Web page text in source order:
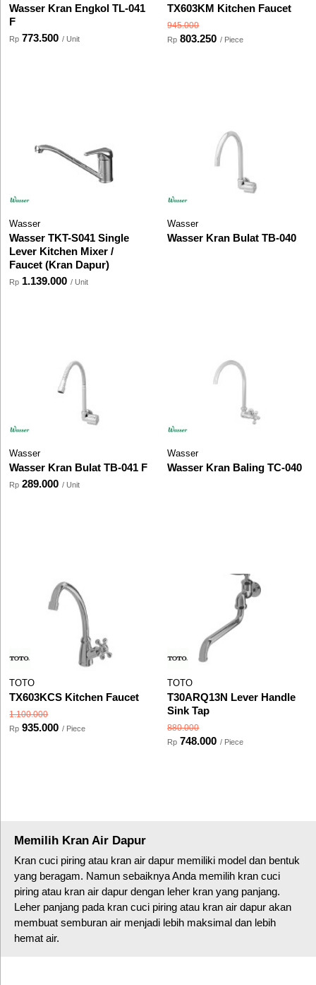
Wasser Kran Engkol TL-041
F
Rp 773.500 / Unit
TX603KM Kitchen Faucet
945.000
Rp 803.250 / Piece
Wasser
Wasser TKT-S041 Single
Lever Kitchen Mixer /
Faucet (Kran Dapur)
Rp 1.139.000 / Unit
Wasser
Wasser Kran Bulat TB-040
Wasser
Wasser Kran Bulat TB-041 F
Rp 289.000 / Unit
Wasser
Wasser Kran Baling TC-040
TOTO
TX603KCS Kitchen Faucet
1.100.000
Rp 935.000 / Piece
TOTO
T30ARQ13N Lever Handle
Sink Tap
880.000
Rp 748.000 / Piece
Memilih Kran Air Dapur
Kran cuci piring atau kran air dapur memiliki model dan bentuk
yang beragam. Namun sebaiknya Anda memilih kran cuci
piring atau kran air dapur dengan leher kran yang panjang.
Leher panjang pada kran cuci piring atau kran air dapur akan
membuat semburan air menjadi lebih maksimal dan lebih
hemat air.